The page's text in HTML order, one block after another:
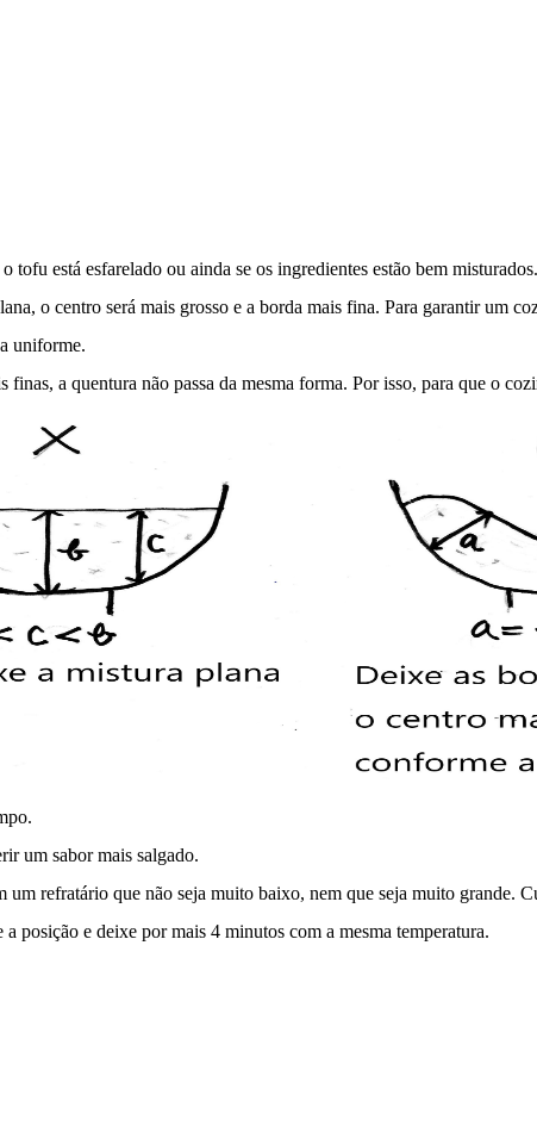
está esfarelado ou ainda se os ingredientes estão bem misturados.
o centro será mais grosso e a borda mais fina. Para garantir um
uniforme.
a quentura não passa da mesma forma. Por isso, para que o
um sabor mais salgado.
um refratário que não seja muito baixo, nem que seja muito grande.
posição e deixe por mais 4 minutos com a mesma temperatura.